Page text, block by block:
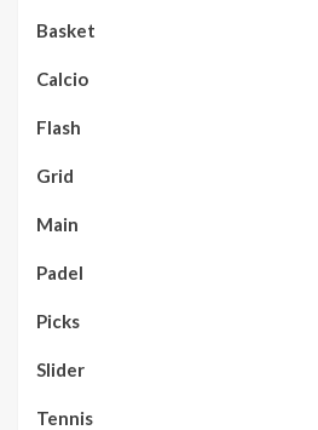
Basket
Calcio
Flash
Grid
Main
Padel
Picks
Slider
Tennis